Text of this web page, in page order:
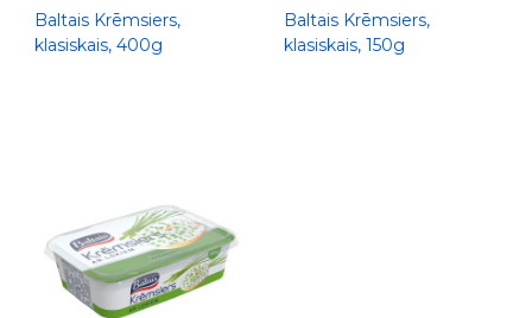
Baltais Krēmsiers,
klasiskais, 400g
Baltais Krēmsiers,
klasiskais, 150g